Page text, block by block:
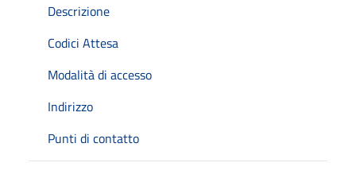
Descrizione
Codici Attesa
Modalità di accesso
Indirizzo
Punti di contatto